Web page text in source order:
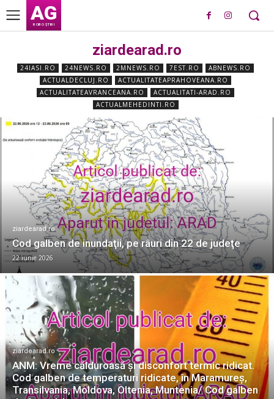
AG
ROBO ȘTIRI
ziardearad.ro
24IASI.RO 24NEWS.RO 2MNEWS.RO 7EST.RO
ABNEWS.RO
ACTUALDECLUJ.RO
ACTUALITATEAPRAHOVEANA.RO
ACTUALITATEAVRANCEANA.RO
ACTUALITATI-ARAD.RO
ACTUALMEHEDINTI.RO
ziardearad.ro
Cod galben de inundaţii, pe râuri din 22 de judeţe
22 iunie 2026
ziardearad.ro
ANM: Vreme călduroasă şi disconfort termic ridicat.
Cod galben de temperaturi ridicate, în Maramureş,
Transilvania, Moldova, Oltenia, Muntenia/ Cod galben